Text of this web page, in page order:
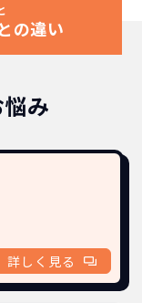
の違い
み
詳しく見る